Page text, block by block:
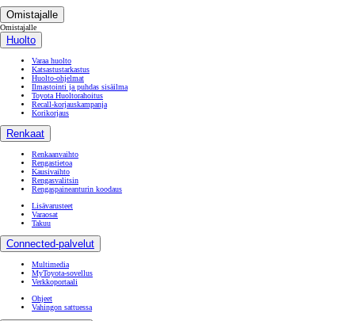
Omistajalle
Omistajalle
Huolto
Varaa huolto
Katsastustarkastus
Huolto-ohjelmat
Ilmastointi ja puhdas sisäilma
Toyota Huoltorahoitus
Recall-korjauskampanja
Korikorjaus
Renkaat
Renkaanvaihto
Rengastietoa
Kausivaihto
Rengasvalitsin
Rengaspaineanturin koodaus
Lisävarusteet
Varaosat
Takuu
Connected-palvelut
Multimedia
MyToyota-sovellus
Verkkoportaali
Ohjeet
Vahingon sattuessa